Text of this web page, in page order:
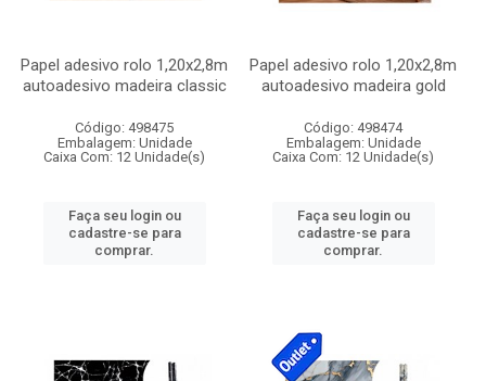
Papel adesivo rolo 1,20x2,8m
autoadesivo madeira classic
Código: 498475
Embalagem: Unidade
Caixa Com: 12 Unidade(s)
Faça seu login ou
cadastre-se para
comprar.
Papel adesivo rolo 1,20x2,8m
autoadesivo madeira gold
Código: 498474
Embalagem: Unidade
Caixa Com: 12 Unidade(s)
Faça seu login ou
cadastre-se para
comprar.